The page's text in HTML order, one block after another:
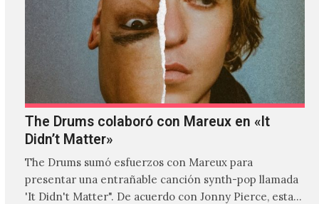
The Drums colaboró con Mareux en «It
Didn’t Matter»
The Drums sumó esfuerzos con Mareux para
presentar una entrañable canción synth-pop llamada
'It Didn't Matter". De acuerdo con Jonny Pierce, esta